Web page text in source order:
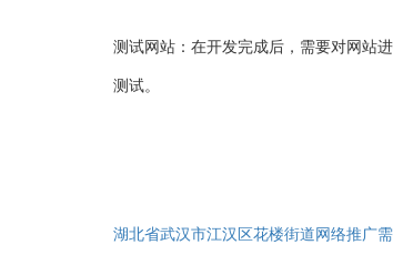
测试网站：在开发完成后，需要对网站
测试。
湖北省武汉市江汉区花楼街道网络推广